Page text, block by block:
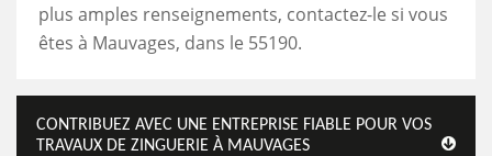
plus amples renseignements, contactez-le si vous
êtes à Mauvages, dans le 55190.
CONTRIBUEZ AVEC UNE ENTREPRISE FIABLE POUR VOS
TRAVAUX DE ZINGUERIE À MAUVAGES